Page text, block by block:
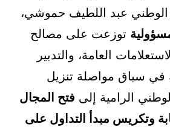
الوطني عبد اللطيف حموشي،
توزعت على مصالح
العامة، والتدبير
في سياق مواصلة تنزيل
الرامية إلى فتح المجال
وتكريس مبدأ التداول على